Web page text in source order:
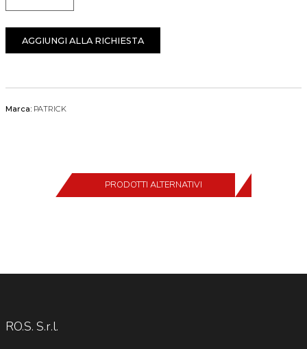
AGGIUNGI ALLA RICHIESTA
Marca: PATRICK
PRODOTTI ALTERNATIVI
RO.S. S.r.l.